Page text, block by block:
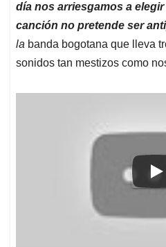
día nos arriesgamos a
canción no pretende ser
la banda bogotana que lleva
sonidos tan mestizos como